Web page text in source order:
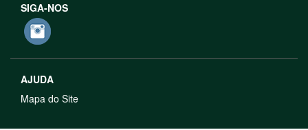
SIGA-NOS
AJUDA
Mapa do Site